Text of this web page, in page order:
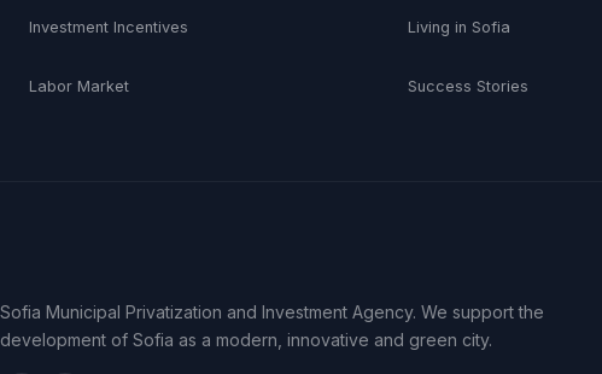
Investment Incentives
Labor Market
Living in Sofia
Success Stories
Sofia Municipal Privatization and Investment Agency. We support the
development of Sofia as a modern, innovative and green city.